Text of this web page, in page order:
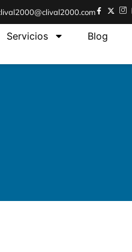
Servicios Blog